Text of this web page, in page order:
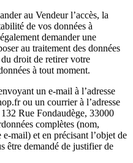
au Vendeur l’accès, la
de vos données à
demander une
au traitement des données
droit de retirer votre
à tout moment.
un e-mail à l’adresse
ou un courrier à l’adresse
Rue Fondaudège, 33000
complètes (nom,
e-mail) et en précisant l’objet de
être demandé de justifier de